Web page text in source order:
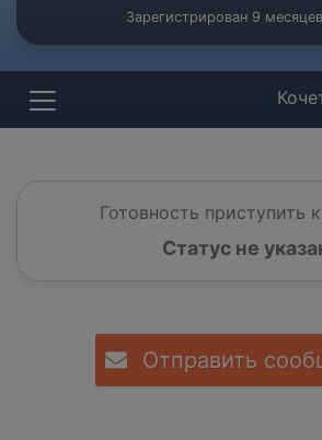
Зарегистрирован 9
Готовность приступить
Статус не
Отправить